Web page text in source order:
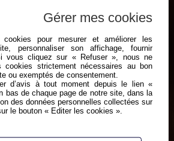
Gérer mes cookies
pour mesurer et améliorer les
personnaliser son affichage, fournir
vous cliquez sur « Refuser », nous ne
cookies strictement nécessaires au bon
ou exemptés de consentement.
d’avis à tout moment depuis le lien «
bas de chaque page de notre site, dans la
des données personnelles collectées sur
le bouton « Editer les cookies ».